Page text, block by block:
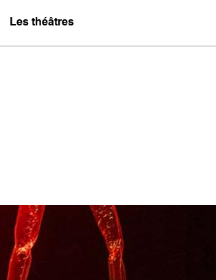
Les théâtres